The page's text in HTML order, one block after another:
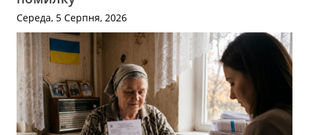
Середа, 5 Серпня, 2026